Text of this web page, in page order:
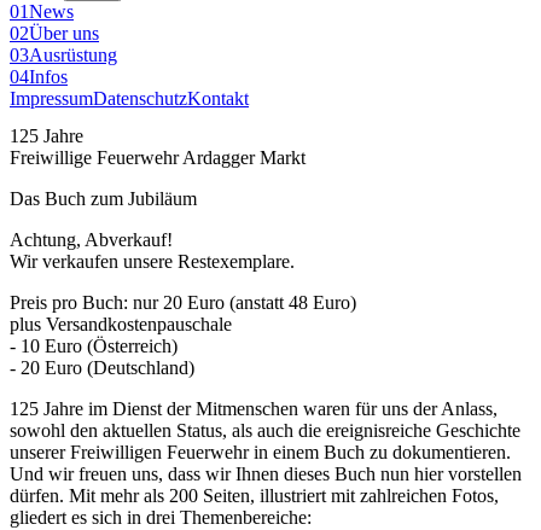
01News
02Über uns
03Ausrüstung
04Infos
ImpressumDatenschutzKontakt
125 Jahre
Freiwillige Feuerwehr Ardagger Markt
Das Buch zum Jubiläum
Achtung, Abverkauf!
Wir verkaufen unsere Restexemplare.
Preis pro Buch: nur 20 Euro (anstatt 48 Euro)
plus Versandkostenpauschale
- 10 Euro (Österreich)
- 20 Euro (Deutschland)
125 Jahre im Dienst der Mitmenschen waren für uns der Anlass,
sowohl den aktuellen Status, als auch die ereignisreiche Geschichte
unserer Freiwilligen Feuerwehr in einem Buch zu dokumentieren.
Und wir freuen uns, dass wir Ihnen dieses Buch nun hier vorstellen
dürfen. Mit mehr als 200 Seiten, illustriert mit zahlreichen Fotos,
gliedert es sich in drei Themenbereiche: